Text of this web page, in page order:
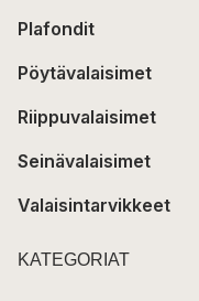
Plafondit
Pöytävalaisimet
Riippuvalaisimet
Seinävalaisimet
Valaisintarvikkeet
KATEGORIAT